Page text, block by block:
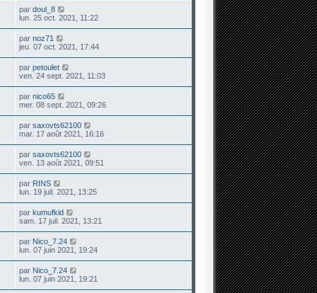
par doul_8
lun. 25 oct. 2021, 11:22
par noz71
jeu. 07 oct. 2021, 17:44
par petoulet
ven. 24 sept. 2021, 11:03
par nico65
mer. 08 sept. 2021, 09:26
par saxovts62100
mar. 17 août 2021, 16:16
par saxovts62100
ven. 13 août 2021, 09:51
par RINS
lun. 19 juil. 2021, 13:25
par kumufkid
sam. 17 juil. 2021, 13:21
par Nico_7.24
lun. 07 juin 2021, 19:24
par Nico_7.24
lun. 07 juin 2021, 19:21